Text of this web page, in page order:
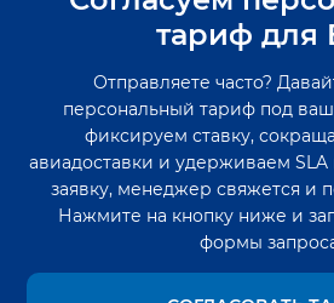
тариф для
Отправляете часто?
персональный тариф под
фиксируем ставку,
авиадоставки и удерживаем SLA
заявку, менеджер свяжется и
Нажмите на кнопку ниже и
формы